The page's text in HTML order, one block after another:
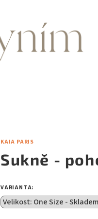
KAIA PARIS
Sukně -
VARIANTA: